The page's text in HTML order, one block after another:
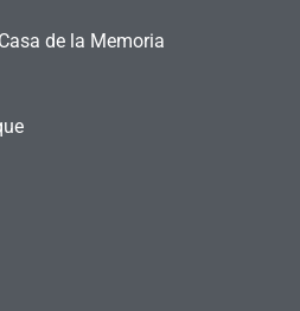
de la Memoria